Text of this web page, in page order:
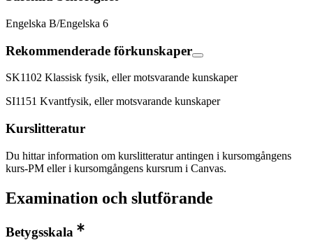
Engelska B/Engelska 6
Rekommenderade förkunskaper
SK1102 Klassisk fysik, eller motsvarande kunskaper
SI1151 Kvantfysik, eller motsvarande kunskaper
Kurslitteratur
Du hittar information om kurslitteratur antingen i kursomgångens
kurs-PM eller i kursomgångens kursrum i Canvas.
Examination och slutförande
Betygsskala